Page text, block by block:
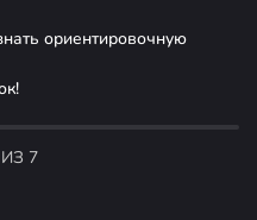
ориентировочную
7